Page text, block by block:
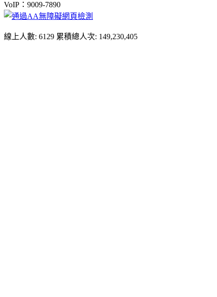
VoIP：9009-7890
線上人數: 6129 累積總人次: 149,230,405